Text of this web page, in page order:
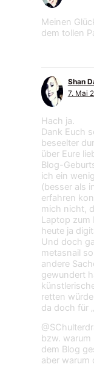
Meinen
dem tollen
Shan
7. Mai
Hach ja.
Dank Euch
beseelter
über Eure
Blog-
ich ein
(besser als
erfahren
mich nicht,
Laptop zum
heute ja
Und doch
metasnail
andere
gewundert
retten
da doch für
bzw. warum
dem Blog
aber warum